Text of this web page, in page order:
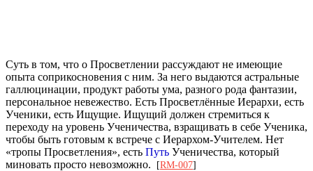
Суть в том, что о Просветлении рассуждают не имеющие
опыта соприкосновения с ним. За него выдаются астральные
галлюцинации, продукт работы ума, разного рода фантазии,
персональное невежество. Есть Просветлённые Иерархи, есть
Ученики, есть Ищущие. Ищущий должен стремиться к
переходу на уровень Ученичества, взращивать в себе Ученика,
чтобы быть готовым к встрече с Иерархом-Учителем. Нет
«тропы Просветления», есть Путь Ученичества, который
миновать просто невозможно.
[RM-007]